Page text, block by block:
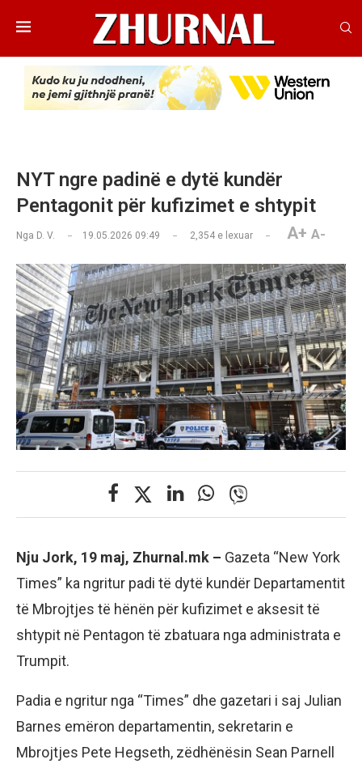
NYT ngre padinë e dytë kundër
Pentagonit për kufizimet e shtypit
Nga D. V. 19.05.2026 09:49 2,354 e lexuar A+ A-
Nju Jork, 19 maj, Zhurnal.mk – Gazeta “New York
Times” ka ngritur padi të dytë kundër Departamentit
të Mbrojtjes të hënën për kufizimet e aksesit të
shtypit në Pentagon të zbatuara nga administrata e
Trumpit.
Padia e ngritur nga “Times” dhe gazetari i saj Julian
Barnes emëron departamentin, sekretarin e
Mbrojtjes Pete Hegseth, zëdhënësin Sean Parnell